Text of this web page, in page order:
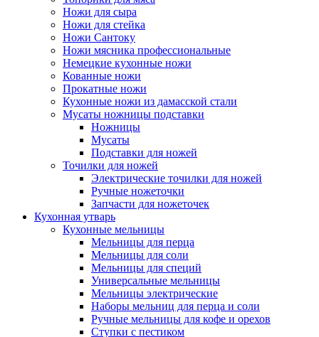
Ножи для сыра
Ножи для стейка
Ножи Сантоку
Ножи мясника профессиональные
Немецкие кухонные ножи
Кованные ножи
Прокатные ножи
Кухонные ножи из дамасской стали
Мусаты ножницы подставки
Ножницы
Мусаты
Подставки для ножей
Точилки для ножей
Электрические точилки для ножей
Ручные ножеточки
Запчасти для ножеточек
Кухонная утварь
Кухонные мельницы
Мельницы для перца
Мельницы для соли
Мельницы для специй
Универсальные мельницы
Мельницы электрические
Наборы мельниц для перца и соли
Ручные мельницы для кофе и орехов
Ступки с пестиком